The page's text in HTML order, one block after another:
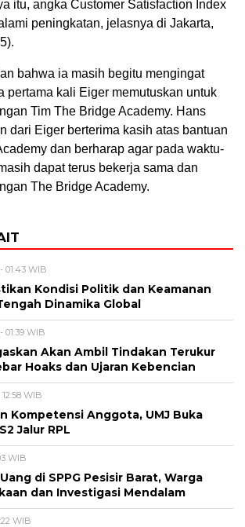
itu, angka Customer Satisfaction Index
peningkatan, jelasnya di Jakarta,
bahwa ia masih begitu mengingat
pertama kali Eiger memutuskan untuk
Tim The Bridge Academy. Hans
dari Eiger berterima kasih atas bantuan
dan berharap agar pada waktu-
dapat terus bekerja sama dan
The Bridge Academy.
01:43 WIB
Kondisi Politik dan Keamanan
Dinamika Global
01:39 WIB
Akan Ambil Tindakan Terukur
Hoaks dan Ujaran Kebencian
WIB
Kompetensi Anggota, UMJ Buka
Jalur RPL
WIB
di SPPG Pesisir Barat, Warga
dan Investigasi Mendalam
WIB